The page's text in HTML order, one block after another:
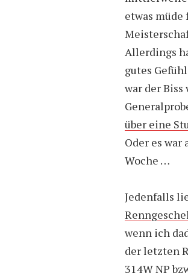
etwas
Allerdings
gutes
war der
über eine
Oder es
Woche …
Jedenfalls
wenn ich
der letzten
314W NP